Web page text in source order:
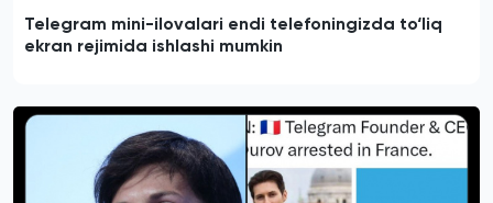
Telegram mini-ilovalari endi telefoningizda to‘liq
ekran rejimida ishlashi mumkin